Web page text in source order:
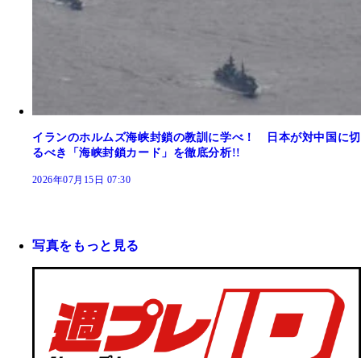
イランのホルムズ海峡封鎖の教訓に学べ！ 日本が対中国に切
るべき「海峡封鎖カード」を徹底分析!!
2026年07月15日 07:30
写真をもっと見る